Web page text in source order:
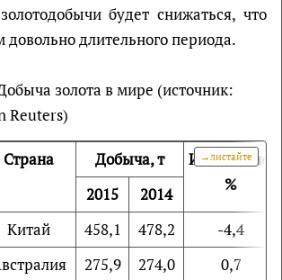
будет снижаться, что
довольно длительного периода.
золота в мире (источник:
Reuters)
Страна Добыча, т
Изменение,
%
2015
2014
Китай 458,1 478,2
-4,4
275,9 274,0
0,7